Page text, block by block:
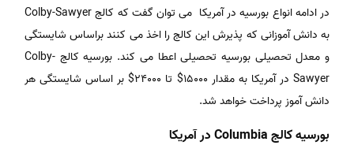
در ادامه انواع بورسیه در آمریکا می توان گفت که کالج Colby-Sawyer
به دانش آموزانی که پذیرش این کالج را اخذ می کنند براساس شایستگی
و معدل تحصیلی بورسیه تحصیلی اعطا می کند. بورسیه کالج Colby-
Sawyer در آمریکا به مقدار ۱۵۰۰۰$ تا ۲۴۰۰۰$ بر اساس شایستگی هر
دانش آموز پرداخت خواهد شد.
بورسیه کالج Columbia در آمریکا